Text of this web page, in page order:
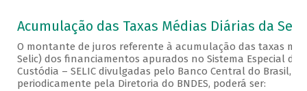
Acumulação das Taxas Médias Diárias da Selic
O montante de juros referente à acumulação das taxas
Selic) dos financiamentos apurados no Sistema Especial de
Custódia – SELIC divulgadas pelo Banco Central do Brasil,
periodicamente pela Diretoria do BNDES, poderá ser: